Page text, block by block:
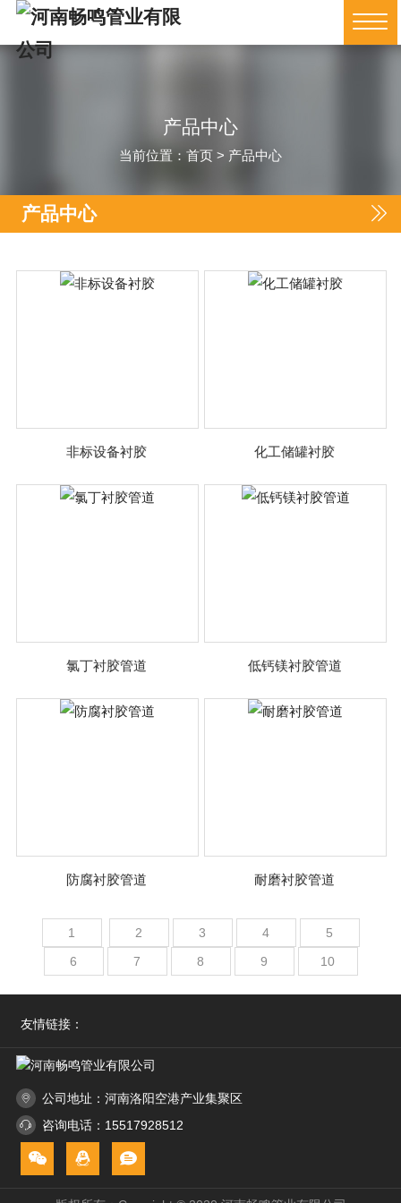
产品中心
当前位置： 首页 > 产品中心
产品中心
非标设备衬胶 化工储罐衬胶
氯丁衬胶管道 低钙镁衬胶管道
防腐衬胶管道 耐磨衬胶管道
1 2 3 4
5
6
7 8 9 10
友情链接：
公司地址：河南洛阳空港产业集聚区
咨询电话：15517928512